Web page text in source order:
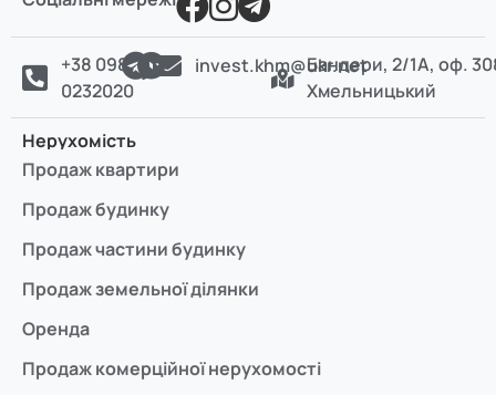
+38 098
0232020
invest.khm@ukr.netБандери, 2/1А, оф.
Хмельницький
Нерухомість
Продаж квартири
Продаж будинку
Продаж частини будинку
Продаж земельної ділянки
Оренда
Продаж комерційної нерухомості